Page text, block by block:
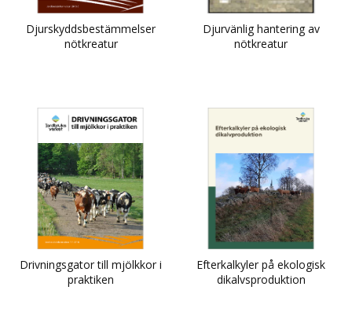
Djurskyddsbestämmelser
nötkreatur
Djurvänlig hantering av
nötkreatur
Drivningsgator till mjölkkor i
praktiken
Efterkalkyler på ekologisk
dikalvsproduktion